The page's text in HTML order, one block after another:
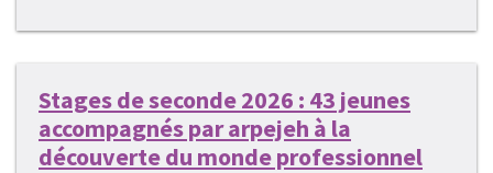
Stages de seconde 2026 : 43 jeunes
accompagnés par arpejeh à la
découverte du monde professionnel